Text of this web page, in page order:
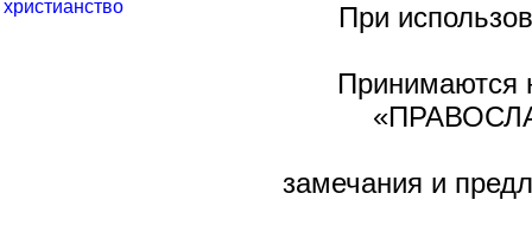
При
Принимаются
замечания и